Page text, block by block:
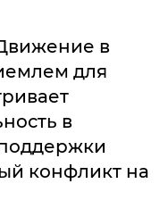
в
для
в
конфликт на